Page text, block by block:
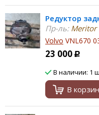
Редуктор
Пр-ль:Meritor
Volvo VNL670
23 000 Р
В наличии: 1
В